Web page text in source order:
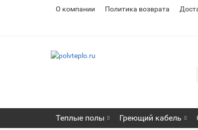
О компании Политика возврата
Теплые полы Греющий кабель